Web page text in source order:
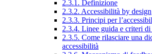
2.3.1. Definizione
2.3.2. Accessibilità by design
2.3.3. Principi per
2.3.4. Linee guida e criteri di
2.3.5. Come rilasciare una
accessibilità